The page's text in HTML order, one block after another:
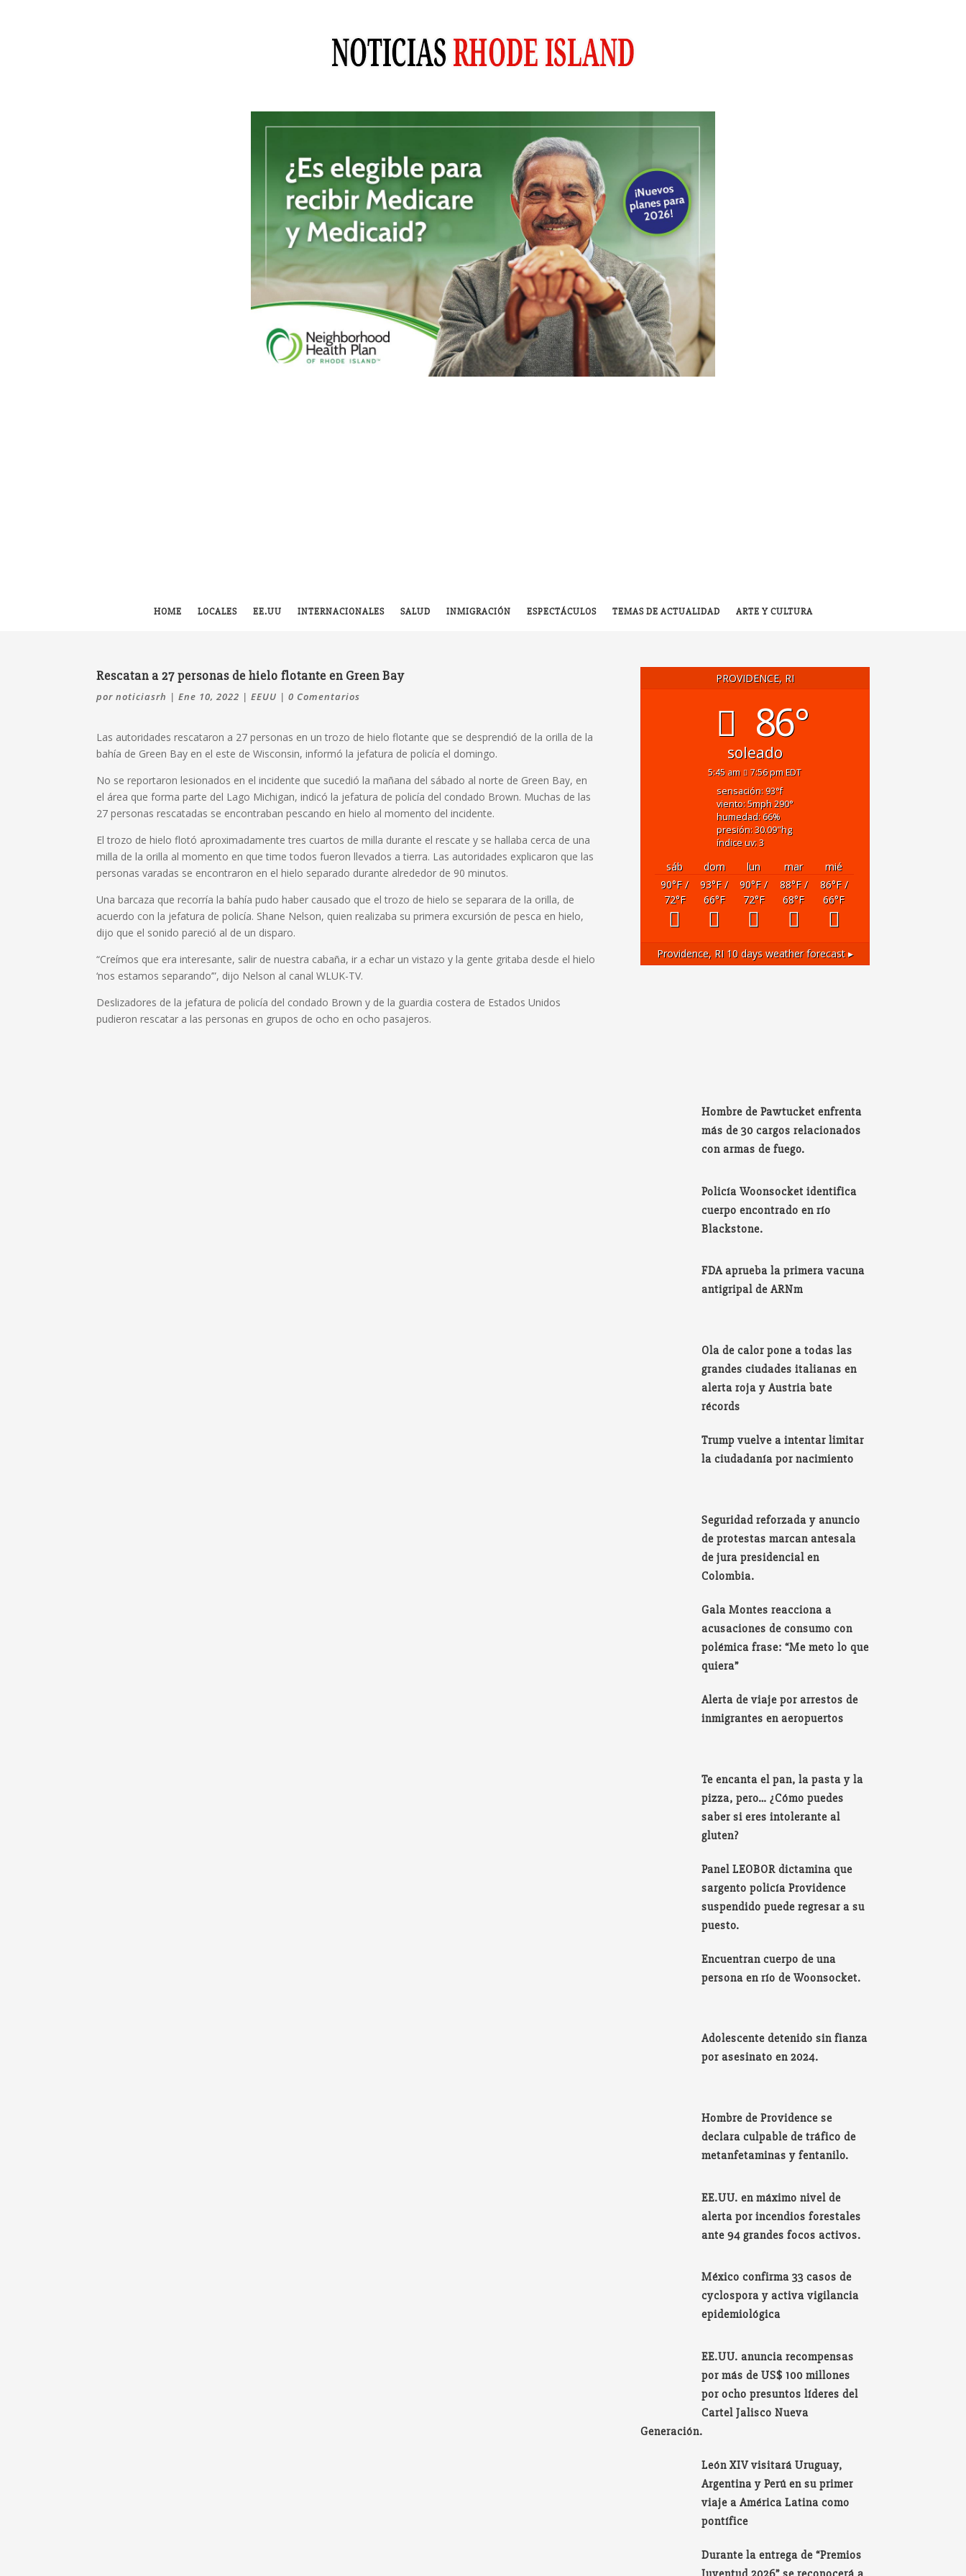
HOME LOCALES EE.UU INTERNACIONALES SALUD INMIGRACIÓN ESPECTÁCULOS TEMAS DE ACTUALIDAD ARTE Y CULTURA
Rescatan a 27 personas de hielo flotante en Green Bay
pornoticiasrh |Ene 10, 2022 |EEUU |0 Comentarios
Las autoridades rescataron a 27 personas en un trozo de hielo flotante que se desprendió de la orilla de la
bahía de Green Bay en el este de Wisconsin, informó la jefatura de policía el domingo.
No se reportaron lesionados en el incidente que sucedió la mañana del sábado al norte de Green Bay, en
el área que forma parte del Lago Michigan, indicó la jefatura de policía del condado Brown. Muchas de las
27 personas rescatadas se encontraban pescando en hielo al momento del incidente.
El trozo de hielo flotó aproximadamente tres cuartos de milla durante el rescate y se hallaba cerca de una
milla de la orilla al momento en que time todos fueron llevados a tierra. Las autoridades explicaron que las
personas varadas se encontraron en el hielo separado durante alrededor de 90 minutos.
Una barcaza que recorría la bahía pudo haber causado que el trozo de hielo se separara de la orilla, de
acuerdo con la jefatura de policía. Shane Nelson, quien realizaba su primera excursión de pesca en hielo,
dijo que el sonido pareció al de un disparo.
“Creímos que era interesante, salir de nuestra cabaña, ir a echar un vistazo y la gente gritaba desde el hielo
‘nos estamos separando’”, dijo Nelson al canal WLUK-TV.
Deslizadores de la jefatura de policía del condado Brown y de la guardia costera de Estados Unidos
pudieron rescatar a las personas en grupos de ocho en ocho pasajeros.
PROVIDENCE, RI
86°
soleado
5:45 am 7:56 pm EDT
sensación: 93°f
viento: 5mph290°
humedad: 66%
presión: 30.09"hg
índice uv: 3
sáb dom lun mar
mié
90°F/
72°F
93°F/
66°F
90°F/
72°F
88°F/
68°F
86°F/
66°F
Providence, RI10 days weather forecast ▸
Hombre de Pawtucket enfrenta
más de 30 cargos relacionados
con armas de fuego.
Policía Woonsocket identifica
cuerpo encontrado en río
Blackstone.
FDA aprueba la primera vacuna
antigripal de ARNm
Ola de calor pone a todas las
grandes ciudades italianas en
alerta roja y Austria bate
récords
Trump vuelve a intentar limitar
la ciudadanía por nacimiento
Seguridad reforzada y anuncio
de protestas marcan antesala
de jura presidencial en
Colombia.
Gala Montes reacciona a
acusaciones de consumo con
polémica frase: “Me meto lo que
quiera”
Alerta de viaje por arrestos de
inmigrantes en aeropuertos
Te encanta el pan, la pasta y la
pizza, pero… ¿Cómo puedes
saber si eres intolerante al
gluten?
Panel LEOBOR dictamina que
sargento policía Providence
suspendido puede regresar a su
puesto.
Encuentran cuerpo de una
persona en río de Woonsocket.
Adolescente detenido sin fianza
por asesinato en 2024.
Hombre de Providence se
declara culpable de tráfico de
metanfetaminas y fentanilo.
EE.UU. en máximo nivel de
alerta por incendios forestales
ante 94 grandes focos activos.
México confirma 33 casos de
cyclospora y activa vigilancia
epidemiológica
EE.UU. anuncia recompensas
por más de US$ 100 millones
por ocho presuntos líderes del
Cartel Jalisco Nueva
Generación.
León XIV visitará Uruguay,
Argentina y Perú en su primer
viaje a América Latina como
pontífice
Durante la entrega de “Premios